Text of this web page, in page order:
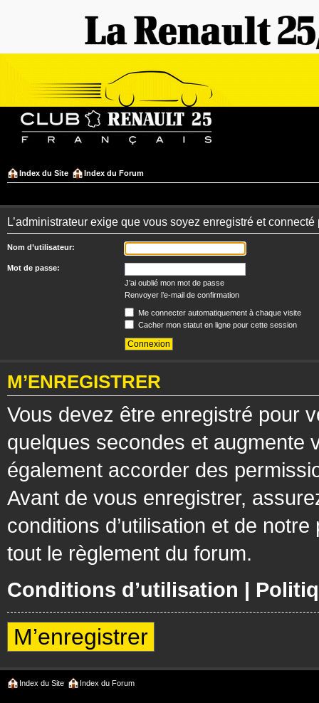
Index du Site Index du Forum
L’administrateur exige que vous soyez enregistré et
Nom d’utilisateur:
Mot de passe:
J’ai oublié mon mot de passe
Renvoyer l’e-mail de confirmation
Me connecter automatiquement à chaque visite
Cacher mon statut en ligne pour cette session
M’ENREGISTRER
Vous devez être enregistré pour
quelques secondes et augmente
également accorder des
Avant de vous enregistrer,
conditions d’utilisation et de
tout le règlement du forum.
Conditions d’utilisation |
M’enregistrer
Index du Site Index du Forum